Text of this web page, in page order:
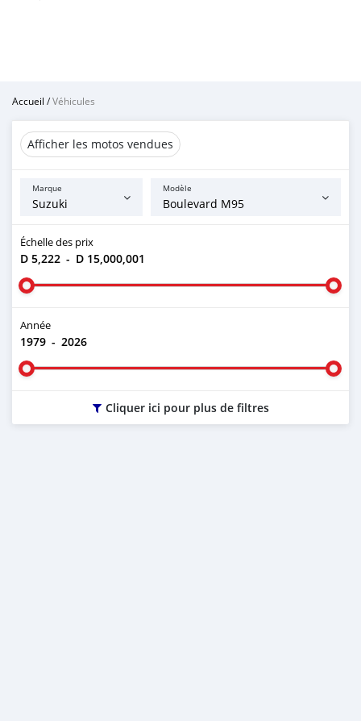
Accueil /Véhicules
Afficher les motos vendues
Marque Modèle
Échelle des prix
D 5,222 - D 15,000,001
Année
1979 - 2026
Cliquer ici pour plus de filtres